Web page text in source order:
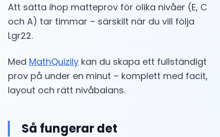
Att sätta ihop matteprov för olika nivåer (E, C
och A) tar timmar – särskilt när du vill följa
Lgr22.
Med MathQuizily kan du skapa ett fullständigt
prov på under en minut – komplett med facit,
layout och rätt nivåbalans.
Så fungerar det